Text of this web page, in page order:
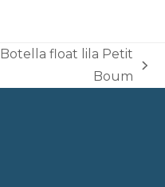
Botella float lila Petit
Boum